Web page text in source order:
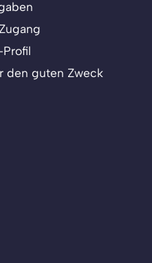
den guten Zweck